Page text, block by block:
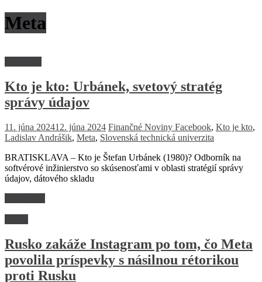
Meta
Kto je kto: Urbánek, svetový stratég
správy údajov
11. júna 202412. júna 2024 Finančné Noviny Facebook, Kto je kto,
Ladislav Andrášik, Meta, Slovenská technická univerzita
BRATISKLAVA – Kto je Štefan Urbánek (1980)? Odborník na
softvérové inžinierstvo so skúsenosťami v oblasti stratégií správy
údajov, dátového skladu
Rusko zakáže Instagram po tom, čo Meta
povolila príspevky s násilnou rétorikou
proti Rusku